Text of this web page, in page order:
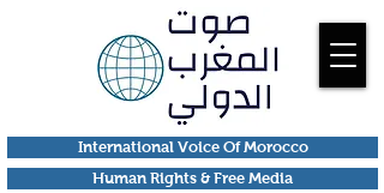
Human Rights & Free Media
International Voice Of Morocco